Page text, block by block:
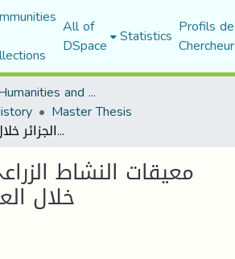
All of
DSpace Statistics Profils
Faculty of Humanities and Social Sciences
Master Thesis
معيقات النشاط الزراعي في الجزائر خلال العهد العثماني
معيقات النشاط
خلال